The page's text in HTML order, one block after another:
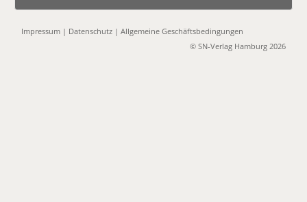
Impressum | Datenschutz |Allgemeine Geschäftsbedingungen
© SN-Verlag Hamburg 2026